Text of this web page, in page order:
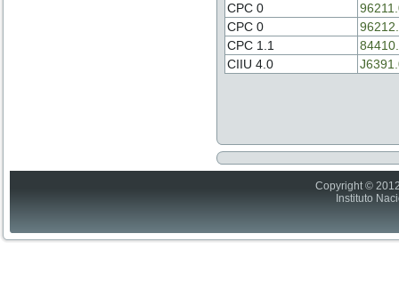
CPC 0
CPC 0
CPC 1.1
CIIU 4.0
Copyright ©
Instituto